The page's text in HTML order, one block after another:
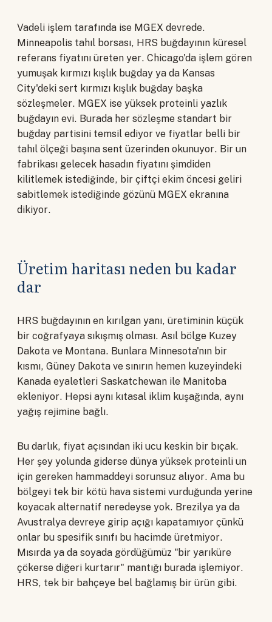
Vadeli işlem tarafında ise MGEX devrede.
Minneapolis tahıl borsası, HRS buğdayının küresel
referans fiyatını üreten yer. Chicago'da işlem gören
yumuşak kırmızı kışlık buğday ya da Kansas
City'deki sert kırmızı kışlık buğday başka
sözleşmeler. MGEX ise yüksek proteinli yazlık
buğdayın evi. Burada her sözleşme standart bir
buğday partisini temsil ediyor ve fiyatlar belli bir
tahıl ölçeği başına sent üzerinden okunuyor. Bir un
fabrikası gelecek hasadın fiyatını şimdiden
kilitlemek istediğinde, bir çiftçi ekim öncesi geliri
sabitlemek istediğinde gözünü MGEX ekranına
dikiyor.
Üretim haritası neden bu kadar
dar
HRS buğdayının en kırılgan yanı, üretiminin küçük
bir coğrafyaya sıkışmış olması. Asıl bölge Kuzey
Dakota ve Montana. Bunlara Minnesota'nın bir
kısmı, Güney Dakota ve sınırın hemen kuzeyindeki
Kanada eyaletleri Saskatchewan ile Manitoba
ekleniyor. Hepsi aynı kıtasal iklim kuşağında, aynı
yağış rejimine bağlı.
Bu darlık, fiyat açısından iki ucu keskin bir bıçak.
Her şey yolunda giderse dünya yüksek proteinli un
için gereken hammaddeyi sorunsuz alıyor. Ama bu
bölgeyi tek bir kötü hava sistemi vurduğunda yerine
koyacak alternatif neredeyse yok. Brezilya ya da
Avustralya devreye girip açığı kapatamıyor çünkü
onlar bu spesifik sınıfı bu hacimde üretmiyor.
Mısırda ya da soyada gördüğümüz "bir yarıküre
çökerse diğeri kurtarır" mantığı burada işlemiyor.
HRS, tek bir bahçeye bel bağlamış bir ürün gibi.